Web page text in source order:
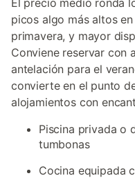
El precio medio ronda
picos algo más altos
primavera, y mayor
Conviene reservar con
antelación para el
convierte en el punto
alojamientos con
Piscina privada o
tumbonas
Cocina equipada